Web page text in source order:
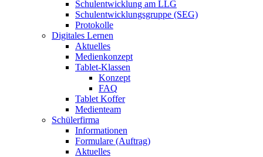
Schulentwicklung am LLG
Schulentwicklungsgruppe (SEG)
Protokolle
Digitales Lernen
Aktuelles
Medienkonzept
Tablet-Klassen
Konzept
FAQ
Tablet Koffer
Medienteam
Schülerfirma
Informationen
Formulare (Auftrag)
Aktuelles